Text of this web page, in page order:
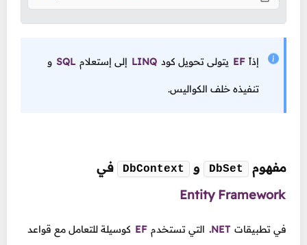
إذاً EF يتولى تحويل كود LINQ إلى إستعلام SQL و
تنفيذه خلف الكواليس.
مفهوم DbSet و DbContext
في
Entity Framework
في تطبيقات .NET التي تستخدم EF كوسيلة للتعامل مع قواعد